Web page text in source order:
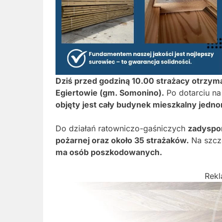
Dziś przed godziną 10.00 strażacy
Egiertowie (gm. Somonino). Po dotarciu
objęty jest cały budynek mieszkalny
Do działań ratowniczo-gaśniczych
pożarnej oraz około 35 strażaków. Na
ma osób poszkodowanych.